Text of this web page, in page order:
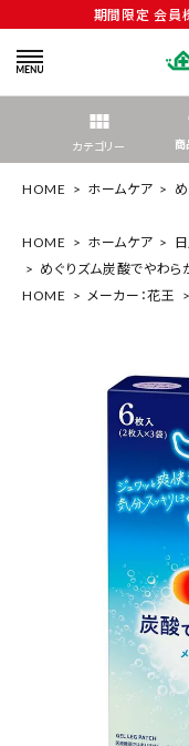
期間限定 会員
カテゴリー 商
tune絞り込ん
ようこそ ゲスト 様
新着商品
HOME ホームケア
HOME ホームケア
めぐりズム炭酸でやわら
HOME
メーカー：花王